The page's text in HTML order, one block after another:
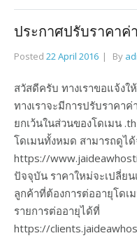
ประกาศปรับราคาค่
Posted 22 April 2016 By
สวัสดีครับ ทางเราขอแจ้ง
ทางเราจะมีการปรับราคา
ยกเว้นในส่วนของโดเมน
โดเมนทั้งหมด สามารถดูไ
https://
ปัจจุบัน ราคาใหม่จะเปลี่ย
ลูกค้าที่ต้องการต่ออายุโด
รายการต่ออายุได้ที่
https://